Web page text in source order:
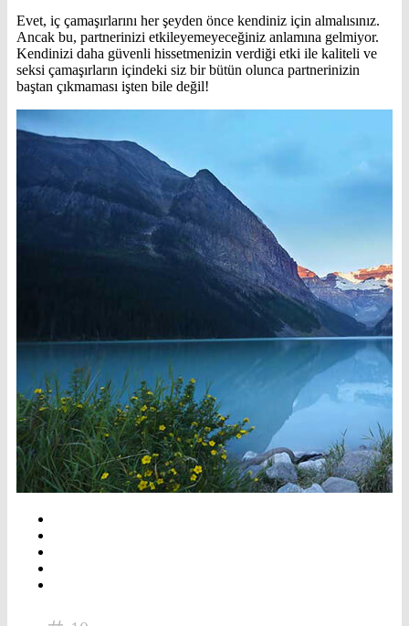
Evet, iç çamaşırlarını her şeyden önce kendiniz için almalısınız.
Ancak bu, partnerinizi etkileyemeyeceğiniz anlamına gelmiyor.
Kendinizi daha güvenli hissetmenizin verdiği etki ile kaliteli ve
seksi çamaşırların içindeki siz bir bütün olunca partnerinizin
baştan çıkmaması işten bile değil!